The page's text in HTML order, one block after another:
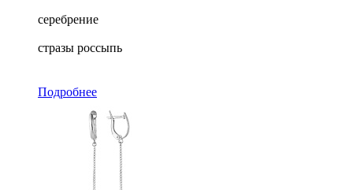
серебрение
стразы россыпь
Подробнее